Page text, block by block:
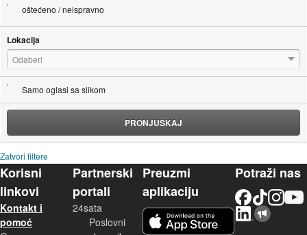
oštećeno / neispravno
Lokacija
Odaberi
Samo oglasi sa slikom
PRONJUŠKAJ
Zatvori filtere
Korisni
linkovi
Kontakt i
pomoć
Partnerski
portali
24sata
Poslovni
Preuzmi
aplikaciju
Potraži nas